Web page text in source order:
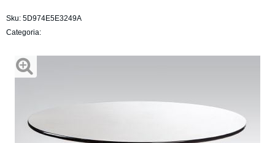
Sku: 5D974E5E3249A
Categoria: